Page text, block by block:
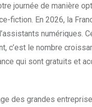
journée de manière
fiction. En 2026, la
numériques.
c’est le nombre
qui sont gratuits et
des grandes